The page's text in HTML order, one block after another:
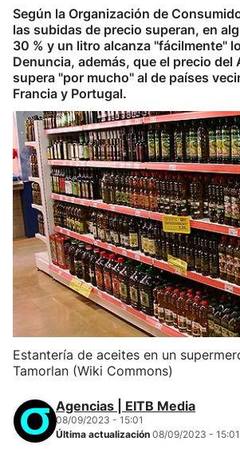
Según la Organización de
las subidas de precio superan, en
30 % y un litro alcanza "fácilmente"
Denuncia, además, que el precio del
supera "por mucho" al de países
Francia y Portugal.
Estantería de aceites en un
Tamorlan (Wiki Commons)
Agencias | EITB Media
08/09/2023 - 15:01
Última actualización 08/09/2023 - 15:01